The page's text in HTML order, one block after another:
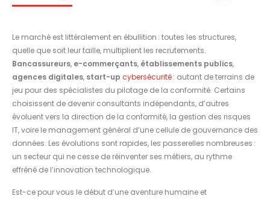
Le marché est littéralement en ébullition : toutes les structures,
quelle que soit leur taille, multiplient les recrutements.
Bancassureurs, e-commerçants, établissements publics,
agences digitales, start-up cybersécurité: autant de terrains de
jeu pour des spécialistes du pilotage de la conformité. Certains
choisissent de devenir consultants indépendants, d’autres
évoluent vers la direction de la conformité, la gestion des risques
IT, voire le management général d’une cellule de gouvernance des
données. Les évolutions sont rapides, les passerelles nombreuses :
un secteur qui ne cesse de réinventer ses métiers, au rythme
effréné de l’innovation technologique.
Est-ce pour vous le début d’une aventure humaine et